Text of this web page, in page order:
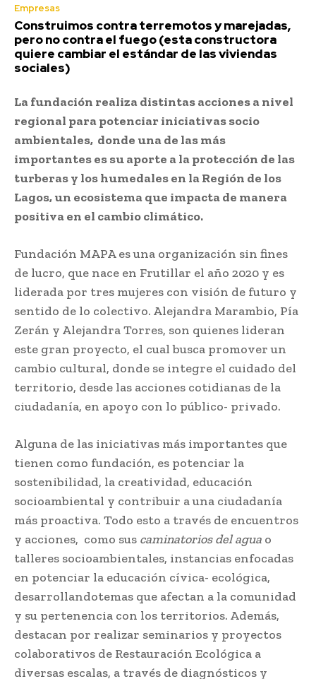
Empresas
Construimos contra terremotos y marejadas,
pero no contra el fuego (esta constructora
quiere cambiar el estándar de las viviendas
sociales)
La fundación realiza distintas acciones a nivel
regional para potenciar iniciativas socio
ambientales, donde una de las más
importantes es su aporte a la protección de las
turberas y los humedales en la Región de los
Lagos, un ecosistema que impacta de manera
positiva en el cambio climático.
Fundación MAPA es una organización sin fines
de lucro, que nace en Frutillar el año 2020 y es
liderada por tres mujeres con visión de futuro y
sentido de lo colectivo. Alejandra Marambio, Pía
Zerán y Alejandra Torres, son quienes lideran
este gran proyecto, el cual busca promover un
cambio cultural, donde se integre el cuidado del
territorio, desde las acciones cotidianas de la
ciudadanía, en apoyo con lo público- privado.
Alguna de las iniciativas más importantes que
tienen como fundación, es potenciar la
sostenibilidad, la creatividad, educación
socioambiental y contribuir a una ciudadanía
más proactiva. Todo esto a través de encuentros
y acciones, como sus caminatorios del agua o
talleres socioambientales, instancias enfocadas
en potenciar la educación cívica- ecológica,
desarrollandotemas que afectan a la comunidad
y su pertenencia con los territorios. Además,
destacan por realizar seminarios y proyectos
colaborativos de Restauración Ecológica a
diversas escalas, a través de diagnósticos y